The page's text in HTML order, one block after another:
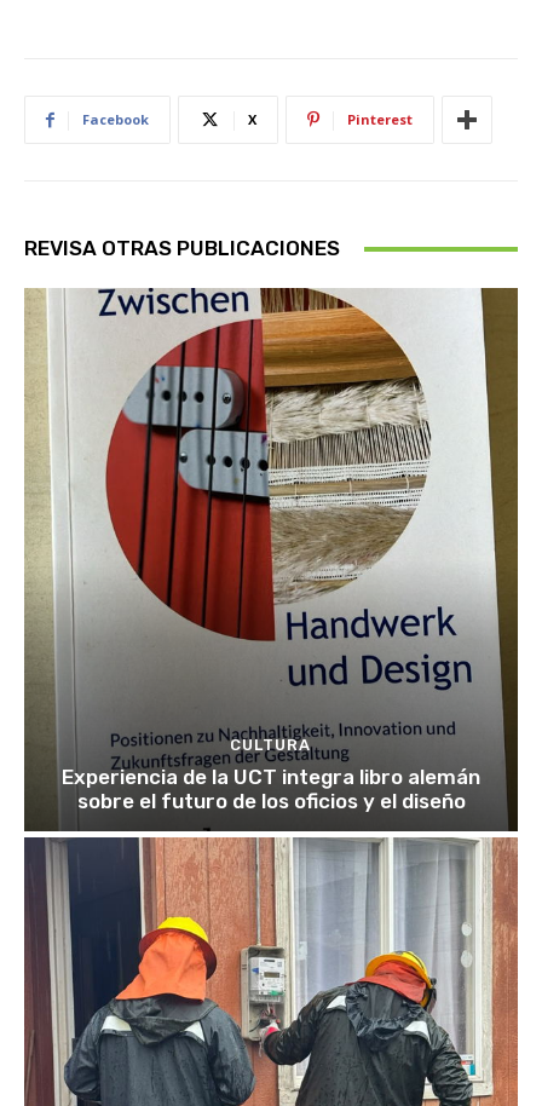
Facebook X Pinterest
REVISA OTRAS PUBLICACIONES
CULTURA
Experiencia de la UCT integra libro alemán
sobre el futuro de los oficios y el diseño